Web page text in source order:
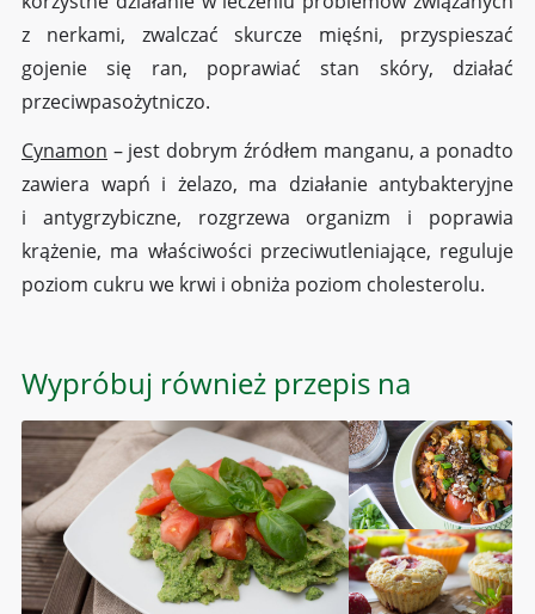
z nerkami, zwalczać skurcze mięśni, przyspieszać
gojenie się ran, poprawiać stan skóry, działać
przeciwpasożytniczo.
Cynamon – jest dobrym źródłem manganu, a ponadto
zawiera wapń i żelazo, ma działanie antybakteryjne
i antygrzybiczne, rozgrzewa organizm i poprawia
krążenie, ma właściwości przeciwutleniające, reguluje
poziom cukru we krwi i obniża poziom cholesterolu.
Wypróbuj również przepis na